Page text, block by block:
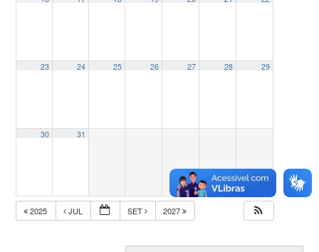
23 24 25 26 27 28 29
30 31
2025 JUL SET 2027